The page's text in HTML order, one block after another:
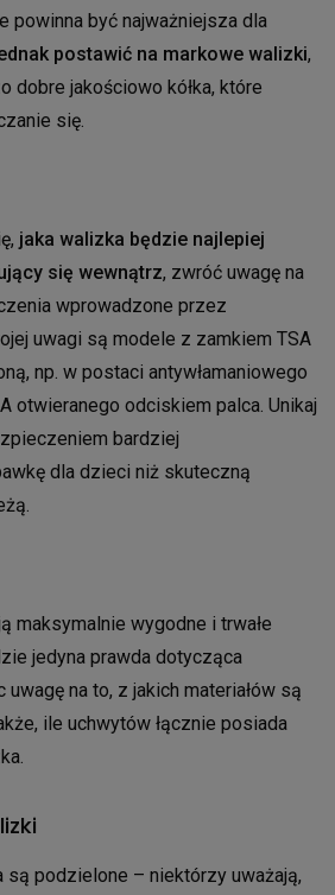
powinna być najważniejsza dla
postawić na markowe walizki,
dobre jakościowo kółka, które
się.
jaka walizka będzie najlepiej
się wewnątrz, zwróć uwagę na
wprowadzone przez
uwagi są modele z zamkiem TSA
np. w postaci antywłamaniowego
otwieranego odciskiem palca. Unikaj
bardziej
dla dzieci niż skuteczną
maksymalnie wygodne i trwałe
jedyna prawda dotycząca
na to, z jakich materiałów są
ile uchwytów łącznie posiada
są podzielone – niektórzy uważają,